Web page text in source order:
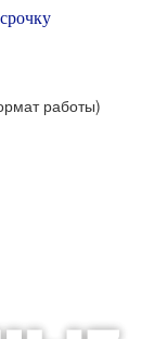
работы)